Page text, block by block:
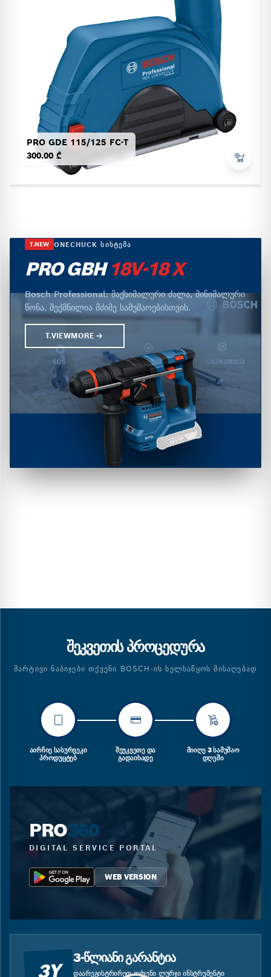
PRO GDE 115/125 FC-T
300.00 ₾
T.NEW ONECHUCK ᲡᲘᲡᲢᲔᲛᲐ
PRO GBH18V-18 X
Bosch Professional: მაქსიმალური ძალა, მინიმალური
წონა. შექმნილია მძიმე სამუშაოებისთვის.
T.VIEWMORE
ᲨᲔᲙᲕᲔᲗᲘᲡ ᲞᲠᲝᲪᲔᲓᲣᲠᲐ
ᲛᲐᲠᲢᲘᲕᲘ ᲜᲐᲑᲘᲯᲔᲑᲘ ᲗᲥᲕᲔᲜᲘ BOSCH-ᲘᲡ ᲮᲔᲚᲡᲐᲬᲧᲝᲡ ᲛᲘᲡᲐᲦᲔᲑᲐᲓ
ᲐᲘᲠᲩᲘᲔ ᲡᲐᲡᲣᲠᲕᲔᲙᲘ
ᲞᲠᲝᲓᲣᲪᲢᲔᲑ
ᲨᲔᲣᲙᲕᲔᲗᲔ ᲓᲐ
ᲒᲐᲓᲐᲘᲮᲐᲓᲔ
ᲛᲘᲘᲦᲔ 3 ᲡᲐᲛᲣᲨᲐᲝ
ᲓᲦᲔᲨᲘ
PRO360
DIGITAL SERVICE PORTAL
WEB VERSION
3Y
3-ᲬᲚᲘᲐᲜᲘ ᲒᲐᲠᲐᲜᲢᲘᲐ
ᲓᲐᲐᲠᲔᲒᲘᲡᲢᲠᲘᲠᲔᲗ ᲗᲥᲕᲔᲜᲘ ᲚᲣᲠᲯᲘ ᲘᲜᲡᲢᲠᲣᲛᲔᲜᲢᲘ